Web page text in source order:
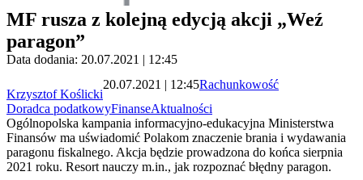
MF rusza z kolejną edycją akcji „Weź
paragon”
Data dodania: 20.07.2021 | 12:45
Krzysztof Koślicki
20.07.2021 | 12:45Rachunkowość
Doradca podatkowyFinanseAktualności
Ogólnopolska kampania informacyjno-edukacyjna Ministerstwa
Finansów ma uświadomić Polakom znaczenie brania i wydawania
paragonu fiskalnego. Akcja będzie prowadzona do końca sierpnia
2021 roku. Resort nauczy m.in., jak rozpoznać błędny paragon.